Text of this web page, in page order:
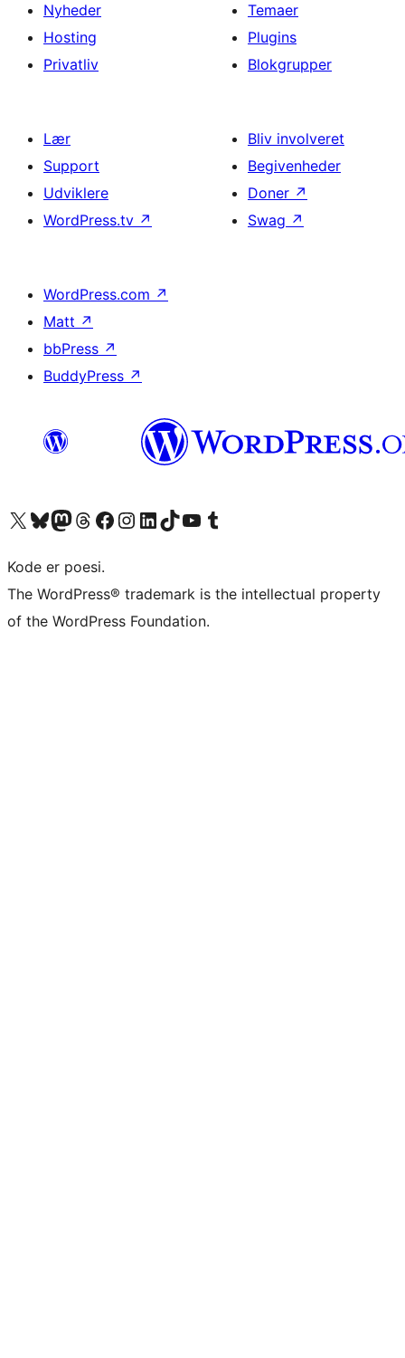
Nyheder
Hosting
Privatliv
Temaer
Plugins
Blokgrupper
Lær
Support
Udviklere
WordPress.tv ↗
Bliv involveret
Begivenheder
Doner ↗
Swag ↗
WordPress.com ↗
Matt ↗
bbPress ↗
BuddyPress ↗
Besøg vores X (tidligere Twitter) konto
Besøg vores Bluesky-konto
Besøg vores Mastodon konto
Besøg vores Threads-konto
Besøg vores Facebook sideBesøg vores Instagram konto
Besøg vores LinkedIn konto
Besøg vores TikTok-konto
Besøg vores YouTube-kanalBesøg vores Tumblr-konto
Kode er poesi.
The WordPress® trademark is the intellectual property
of the WordPress Foundation.